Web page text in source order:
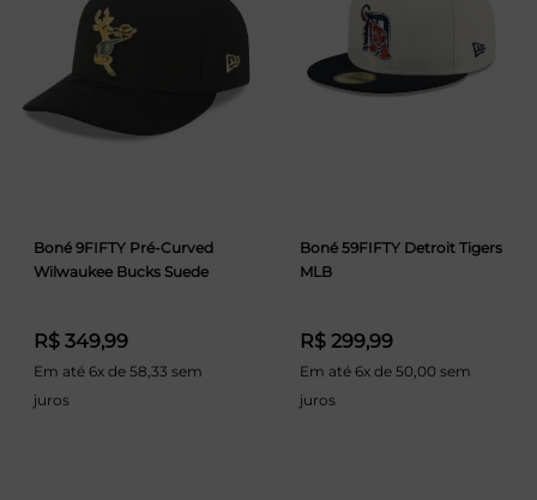
Boné 9FIFTY Pré-Curved
Wilwaukee Bucks Suede
R$ 349,99
Em até 6x de 58,33 sem
juros
Boné 59FIFTY Detroit Tigers
MLB
R$ 299,99
Em até 6x de 50,00 sem
juros